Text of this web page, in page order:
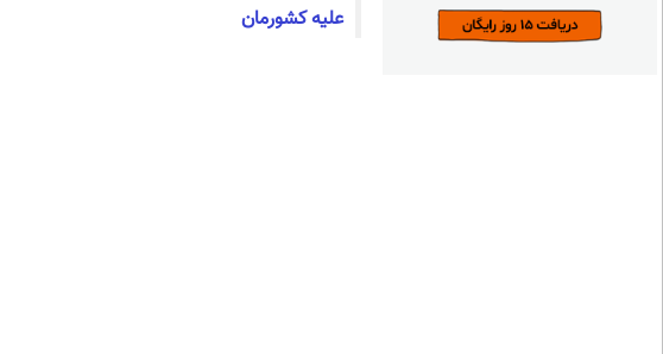
علیه کشورمان